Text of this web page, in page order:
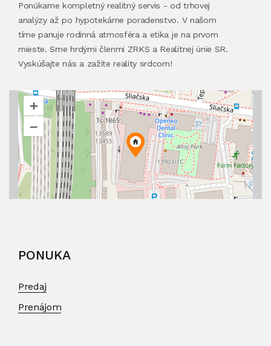
Ponúkame kompletný realitný servis - od trhovej
analýzy až po hypotekárne poradenstvo. V našom
tíme panuje rodinná atmosféra a etika je na prvom
mieste. Sme hrdými členmi ZRKS a Realitnej únie SR.
Vyskúšajte nás a zažite reality srdcom!
+
–
PONUKA
Predaj
Prenájom